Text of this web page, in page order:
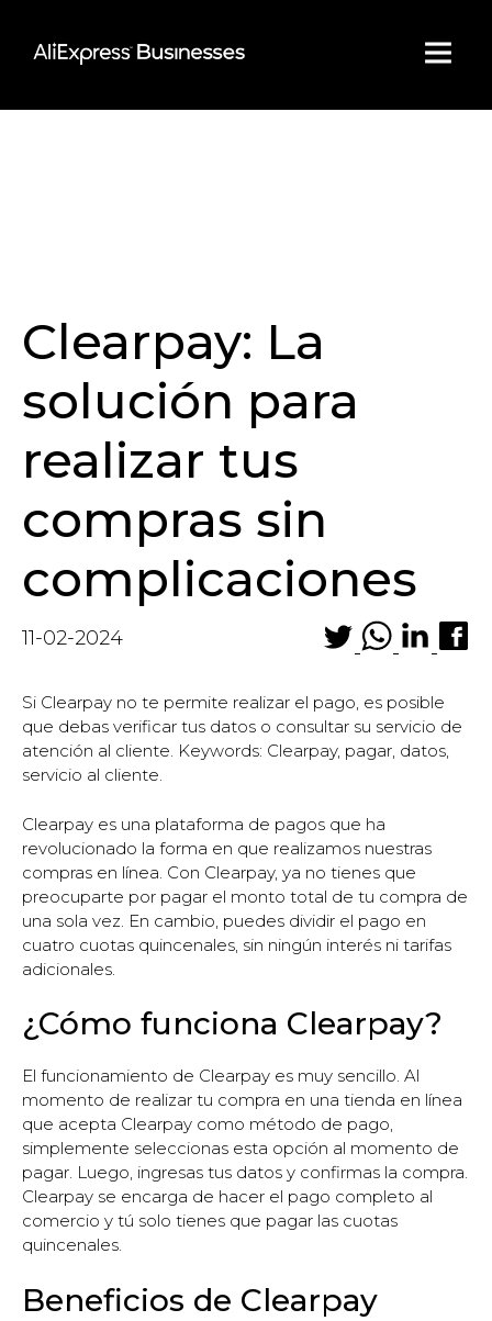
content
Clearpay: La
solución para
realizar tus
compras sin
complicaciones
11-02-2024
Si Clearpay no te permite realizar el pago, es posible
que debas verificar tus datos o consultar su servicio de
atención al cliente. Keywords: Clearpay, pagar, datos,
servicio al cliente.
Clearpay es una plataforma de pagos que ha
revolucionado la forma en que realizamos nuestras
compras en línea. Con Clearpay, ya no tienes que
preocuparte por pagar el monto total de tu compra de
una sola vez. En cambio, puedes dividir el pago en
cuatro cuotas quincenales, sin ningún interés ni tarifas
adicionales.
¿Cómo funciona Clearpay?
El funcionamiento de Clearpay es muy sencillo. Al
momento de realizar tu compra en una tienda en línea
que acepta Clearpay como método de pago,
simplemente seleccionas esta opción al momento de
pagar. Luego, ingresas tus datos y confirmas la compra.
Clearpay se encarga de hacer el pago completo al
comercio y tú solo tienes que pagar las cuotas
quincenales.
Beneficios de Clearpay